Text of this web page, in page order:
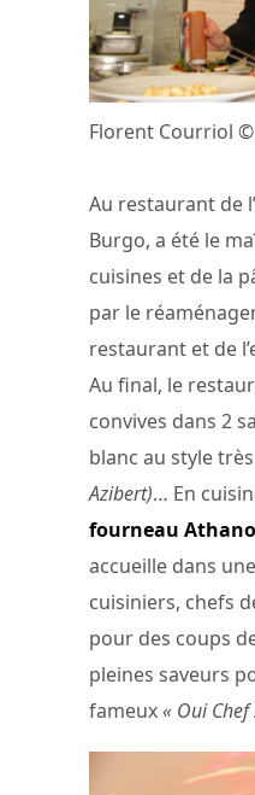
Florent Courriol
Au restaurant de
Burgo, a été le
cuisines et de la
par le
restaurant et de
Au final, le
convives dans 2
blanc au style
Azibert)… En
fourneau
accueille dans
cuisiniers, chefs
pour des coups
pleines saveurs
fameux« Oui Chef